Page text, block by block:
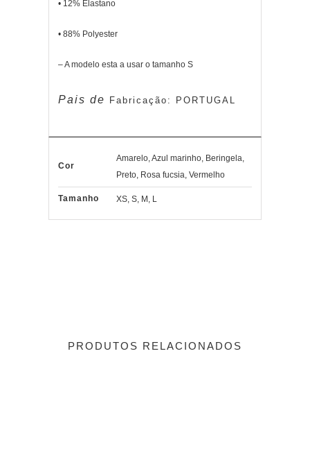
• 12% Elastano
• 88% Polyester
– A modelo esta a usar o tamanho S
Pais de Fabricação: PORTUGAL
Cor
Amarelo, Azul marinho, Beringela,
Preto, Rosa fucsia, Vermelho
Tamanho XS, S, M, L
PRODUTOS RELACIONADOS